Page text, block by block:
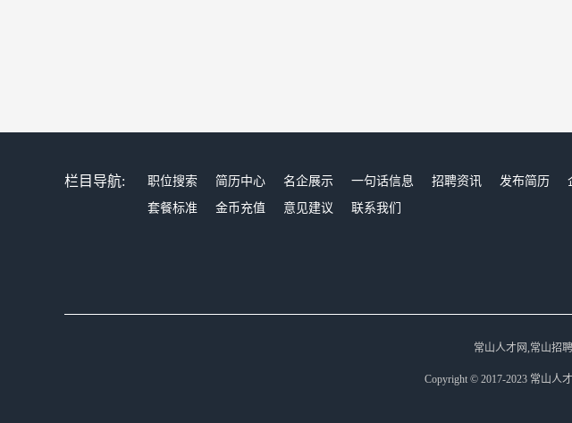
栏目导航: 职位搜索 简历中心 名企展示 一句话信息 招聘资讯 发布简历
套餐标准
金币充值 意见建议 联系我们
常山人才网,常山招
Copyright © 2017-2023 常山人